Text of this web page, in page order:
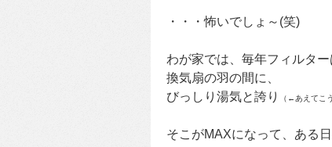
・・・怖いでしょ～(笑)
わが家では、毎年フィルタ
換気扇の羽の間に、
びっしり湯気と誇り
（←あえてこ
そこがMAXになって、ある